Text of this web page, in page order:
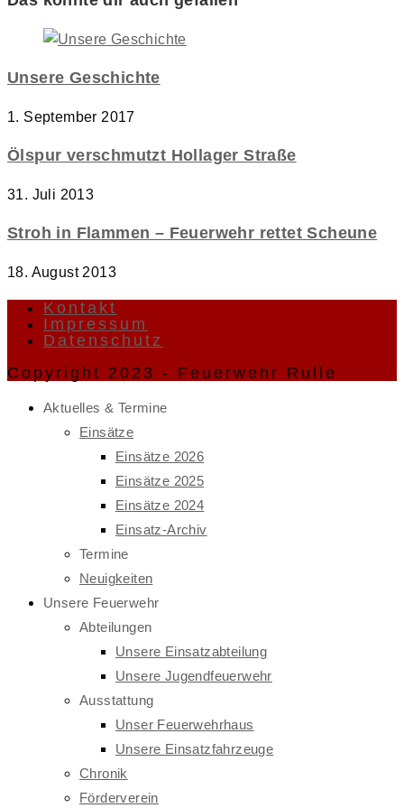
Unsere Geschichte
1. September 2017
Ölspur verschmutzt Hollager Straße
31. Juli 2013
Stroh in Flammen – Feuerwehr rettet Scheune
18. August 2013
Kontakt
Impressum
Datenschutz
Copyright 2023 - Feuerwehr Rulle
Aktuelles & Termine
Einsätze
Einsätze 2026
Einsätze 2025
Einsätze 2024
Einsatz-Archiv
Termine
Neuigkeiten
Unsere Feuerwehr
Abteilungen
Unsere Einsatzabteilung
Unsere Jugendfeuerwehr
Ausstattung
Unser Feuerwehrhaus
Unsere Einsatzfahrzeuge
Chronik
Förderverein